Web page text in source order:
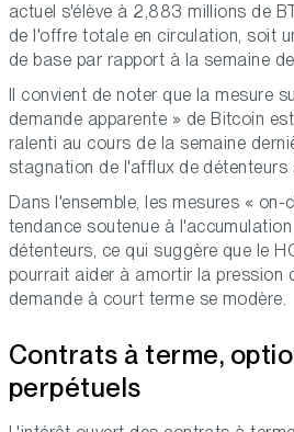
actuel s'élève à 2,883 millions de
de l'offre totale en circulation, soit
de base par rapport à la semaine
Il convient de noter que la mesure
demande apparente » de Bitcoin
ralenti au cours de la semaine
stagnation de l'afflux de détenteurs
Dans l'ensemble, les mesures « on-
tendance soutenue à
détenteurs, ce qui suggère que le
pourrait aider à amortir la pression
demande à court terme se modère.
Contrats à terme,
perpétuels